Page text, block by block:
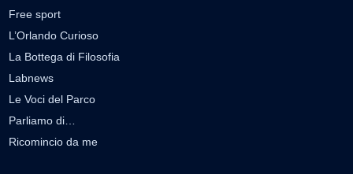
Free sport
L’Orlando Curioso
La Bottega di Filosofia
Labnews
Le Voci del Parco
Parliamo di…
Ricomincio da me